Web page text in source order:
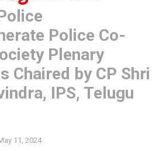
Police Co-
Plenary
Chaired by CP Shri
IPS, Telugu
11, 2024